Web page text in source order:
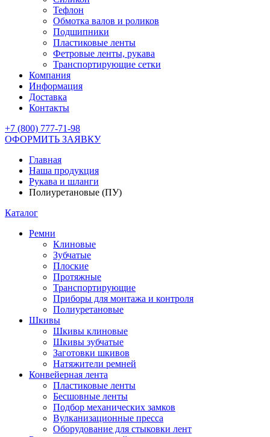
Тефлон
Обмотка валов и роликов
Подшипники
Пластиковые ленты
Фетровые ленты, рукава
Транспортирующие сетки
Компания
Информация
Доставка
Контакты
+7 (800) 777-71-98
ОФОРМИТЬ ЗАЯВКУ
Главная
Наша продукция
Рукава и шланги
Полиуретановые (ПУ)
Каталог
Ремни
Клиновые
Зубчатые
Плоские
Протяжные
Транспортирующие
Приборы для монтажа и контроля
Полиуретановые
Шкивы
Шкивы клиновые
Шкивы зубчатые
Заготовки шкивов
Натяжители ремней
Конвейерная лента
Пластиковые ленты
Бесшовные ленты
Подбор механических замков
Вулканизационные пресса
Оборудование для стыковки лент